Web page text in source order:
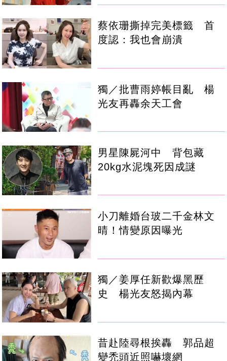
蔡依珊撕掉完美標籤 首
度認：我也會崩潰
獨／批曹雨婷帳目亂 楊
光友再轟余天工會
男星陳屍河中 背包藏
20kg水泥塊死因成謎
小刀離婚台玻二千金林文
晴！情變原因曝光
獨／姜厚任新歡爆黑歷
史 楊光友怒揭內幕
昔赴陸尋根挨轟 郭品超
變禿頭近照嚇壞網